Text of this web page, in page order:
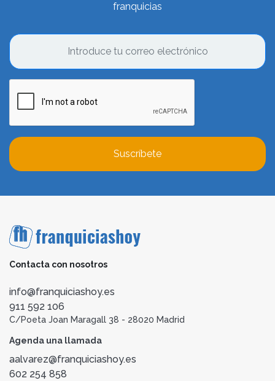
franquicias
Suscríbete
Contacta con nosotros
info@franquiciashoy.es
911 592 106
C/Poeta Joan Maragall 38 - 28020 Madrid
Agenda una llamada
aalvarez@franquiciashoy.es
602 254 858